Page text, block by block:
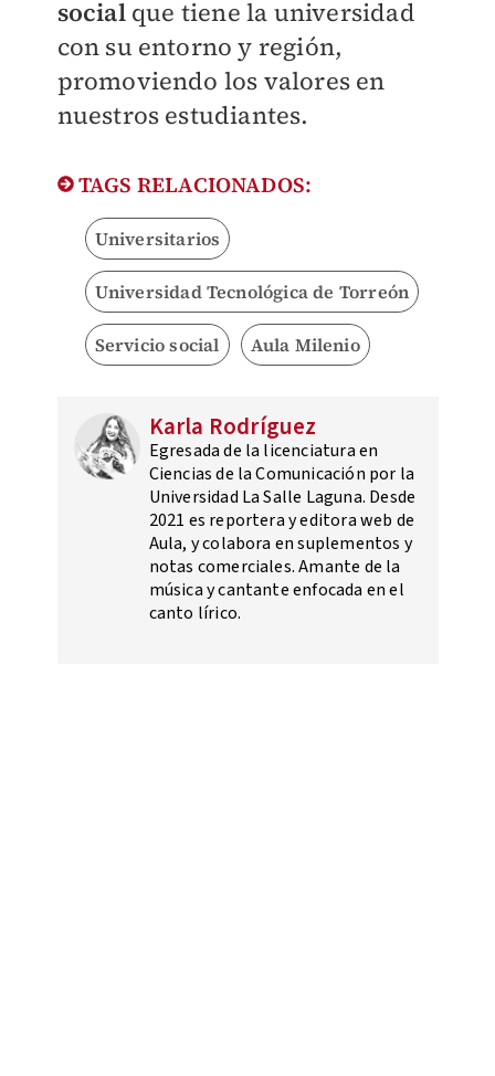
social que tiene la universidad
con su entorno y región,
promoviendo los valores en
nuestros estudiantes.
TAGS RELACIONADOS:
Universitarios
Universidad Tecnológica de Torreón
Servicio social Aula Milenio
Karla Rodríguez
Egresada de la licenciatura en
Ciencias de la Comunicación por la
Universidad La Salle Laguna. Desde
2021 es reportera y editora web de
Aula, y colabora en suplementos y
notas comerciales. Amante de la
música y cantante enfocada en el
canto lírico.